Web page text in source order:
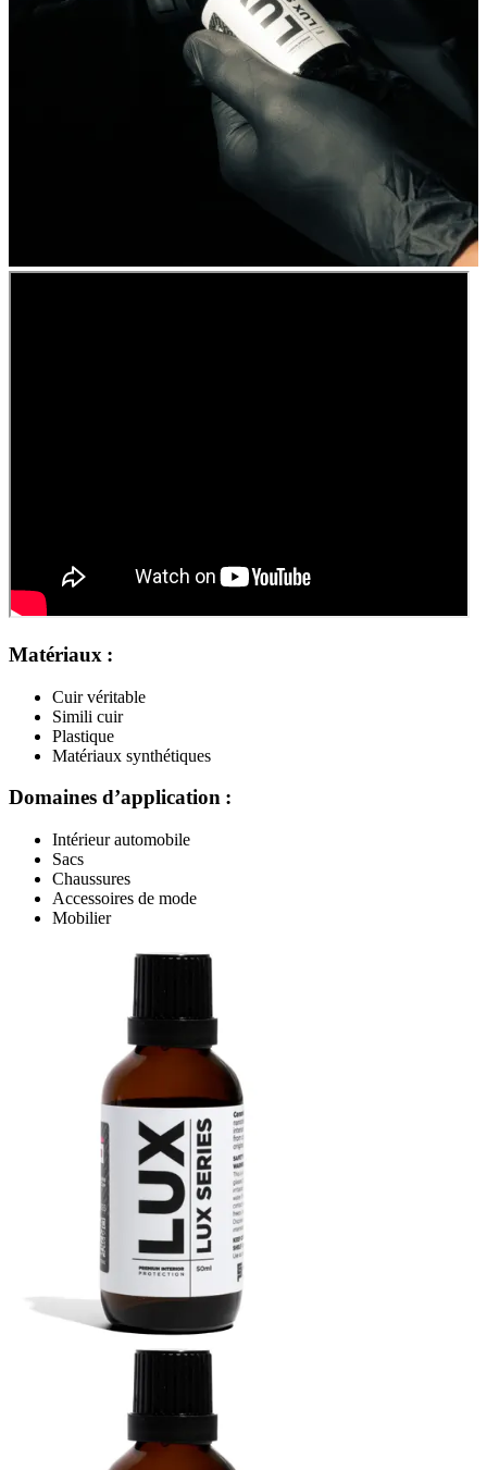
Matériaux :
Cuir véritable
Simili cuir
Plastique
Matériaux synthétiques
Domaines d’application :
Intérieur automobile
Sacs
Chaussures
Accessoires de mode
Mobilier